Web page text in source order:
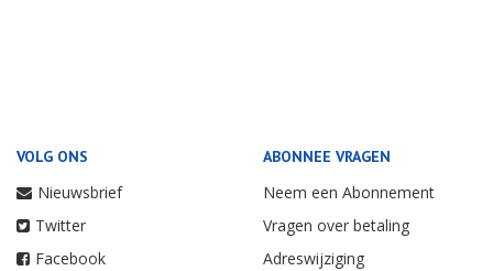
VOLG ONS
Nieuwsbrief
Twitter
Facebook
ABONNEE VRAGEN
Neem een Abonnement
Vragen over betaling
Adreswijziging